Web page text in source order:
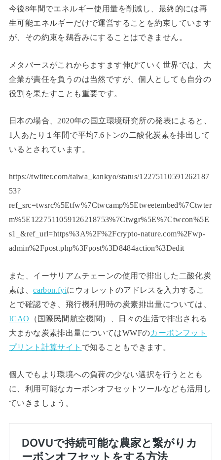
今後8年間でエネルギー使用量を削減し、最終的には再
生可能エネルギーだけで運営することを約束しています
が、その約束を鵜呑みにすることはできません。
メタバースがこれからますます伸びていく世界では、 大
企業が責任を負うのは当然ですが、個人としても自分の
役割を果たすことも重要です。
日本の場合、2020年の国立環境研究所の発表によると、
1人あたり１年間で平均7.6トンの二酸化炭素を排出して
いるとされています。
https://twitter.com/taiwa_kankyo/status/12275110591262187
53?
ref_src=twsrc%5Etfw%7Ctwcamp%5Etweetembed%7Ctwter
m%5E1227511059126218753%7Ctwgr%5E%7Ctwcon%5E
s1_&ref_url=https%3A%2F%2Fcrypto-nature.com%2Fwp-
admin%2Fpost.php%3Fpost%3D8484action%3Dedit
また、イーサリアムチェーンの使用で排出した二酸化炭
素は、carbon.fyiにウォレットのアドレスを入力するこ
とで確認でき、 飛行機利用時の炭素排出量については、
ICAO （国際民間航空機関）、日々の生活で排出される
大まかな炭素排出量についてはWWFのカーボンフット
プリント計算サイト で知ることもできます。
個人でもより環境への負荷の少ない選択を行うととも
に、利用可能なカーボンオフセットツールなども活用し
ていきましょう。